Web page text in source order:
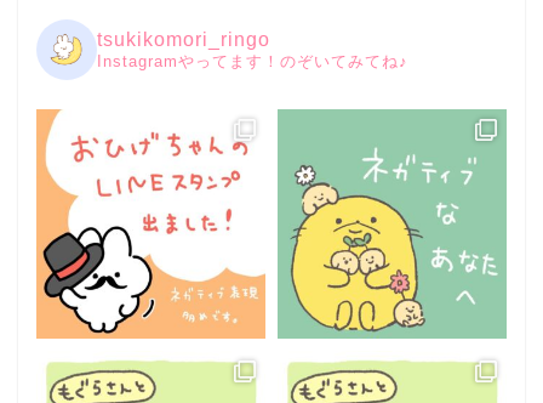
tsukikomori_ringo
Instagramやってます！のぞいてみてね♪